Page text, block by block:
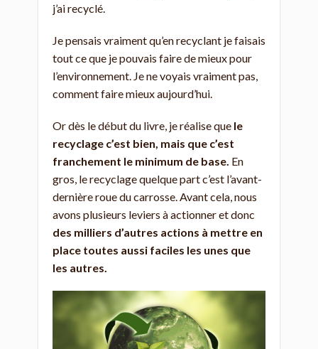
j’ai recyclé.
Je pensais vraiment qu’en recyclant je faisais
tout ce que je pouvais faire de mieux pour
l’environnement. Je ne voyais vraiment pas,
comment faire mieux aujourd’hui.
Or dès le début du livre, je réalise que le
recyclage c’est bien, mais que c’est
franchement le minimum de base. En
gros, le recyclage quelque part c’est l’avant-
dernière roue du carrosse. Avant cela, nous
avons plusieurs leviers à actionner et donc
des milliers d’autres actions à mettre en
place toutes aussi faciles les unes que
les autres.